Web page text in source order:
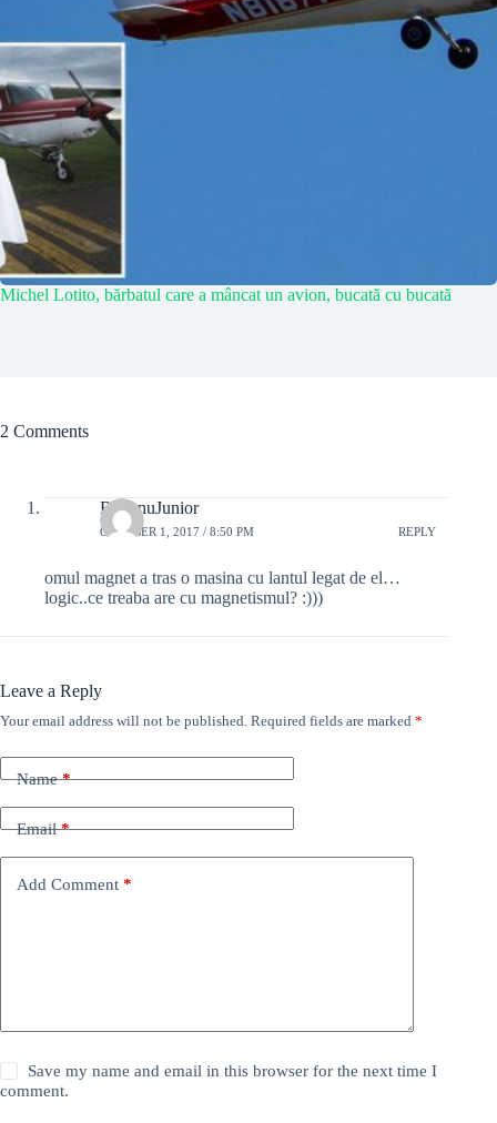
Michel Lotito, bărbatul care a mâncat un avion, bucată cu bucată
2 Comments
BybanuJunior
OCTOBER 1, 2017 / 8:50 PM REPLY
omul magnet a tras o masina cu lantul legat de el…
logic..ce treaba are cu magnetismul? :)))
Leave a Reply
Your email address will not be published. Required fields are marked *
Name*
Email*
Add Comment *
Save my name and email in this browser for the next time I
comment.